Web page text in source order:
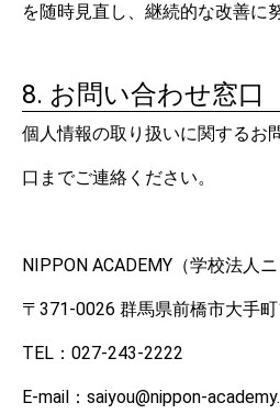
を随時見直し、継続的な改善に
8. お問い合わせ窓口
個人情報の取り扱いに関するお
口までご連絡ください。
NIPPON ACADEMY（学校法人
〒371-0026 群馬県前橋市大手
TEL：027-243-2222
E-mail：saiyou@nippon-